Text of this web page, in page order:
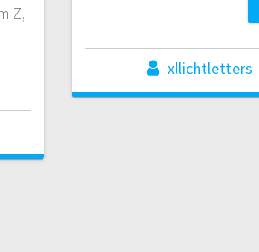
xllichtletters
Z,